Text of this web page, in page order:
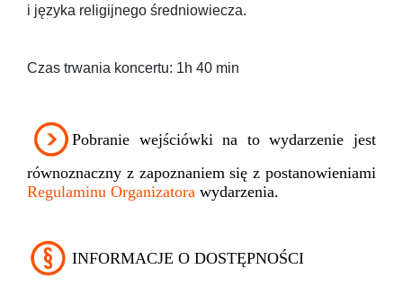
i języka religijnego średniowiecza.
Czas trwania koncertu: 1h 40 min
Pobranie wejściówki na to wydarzenie jest
równoznaczny z zapoznaniem się z postanowieniami
Regulaminu Organizatora wydarzenia.
INFORMACJE O DOSTĘPNOŚCI